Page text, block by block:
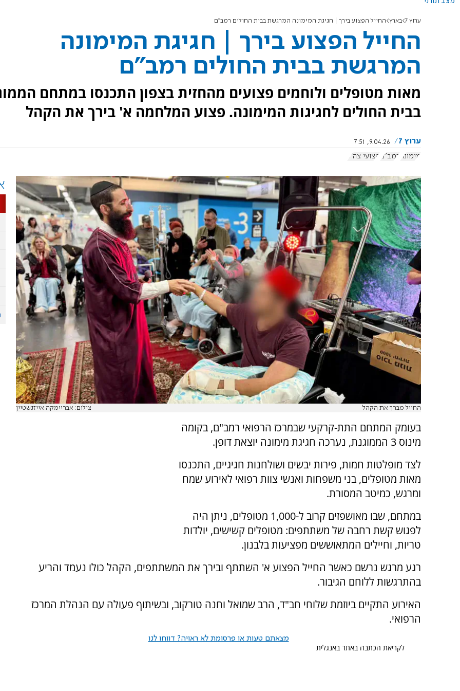
ערוץ 7 בארץ החייל הפצוע בירך | חגיגת המימונה המרגשת בבית החולים רמב"ם
החייל הפצוע בירך | חגיגת המימונה
המרגשת בבית החולים רמב"ם
מאות מטופלים ולוחמים פצועים מהחזית בצפון התכנסו במתחם
בבית החולים לחגיגות המימונה. פצוע המלחמה א' בירך את הקהל
ערוץ 7
9.04.26, 7:51
מימונה
רמב"ם פצועי צה"ל
החייל מברך את הקהל צילום: אבריימקה אייזנשטיין
בעומק המתחם התת-קרקעי שבמרכז הרפואי רמב"ם, בקומה
מינוס 3 הממוגנת, נערכה חגיגת מימונה יוצאת דופן.
לצד מופלטות חמות, פירות יבשים ושולחנות חגיגיים, התכנסו
מאות מטופלים, בני משפחות ואנשי צוות רפואי לאירוע שמח
ומרגש, כמיטב המסורת.
במתחם, שבו מאושפזים קרוב ל-1,000 מטופלים, ניתן היה
לפגוש קשת רחבה של משתתפים: מטופלים קשישים, יולדות
טריות, וחיילים המתאוששים מפציעות בלבנון.
רגע מרגש נרשם כאשר החייל הפצוע א' השתתף ובירך את המשתתפים, הקהל כולו נעמד והריע
בהתרגשות ללוחם הגיבור.
האירוע התקיים ביוזמת שלוחי חב"ד, הרב שמואל וחנה טורקוב, ובשיתוף פעולה עם הנהלת המרכז
הרפואי.
מצאתם טעות או פרסומת לא ראויה? דווחו לנו
לקריאת הכתבה באתר באנגלית